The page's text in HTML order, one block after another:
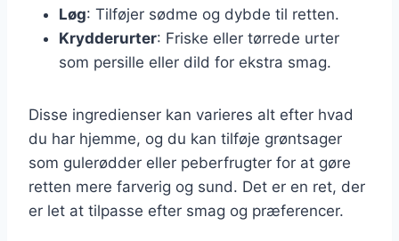
Løg: Tilføjer sødme og dybde til retten.
Krydderurter: Friske eller tørrede urter
som persille eller dild for ekstra smag.
Disse ingredienser kan varieres alt efter hvad
du har hjemme, og du kan tilføje grøntsager
som gulerødder eller peberfrugter for at gøre
retten mere farverig og sund. Det er en ret, der
er let at tilpasse efter smag og præferencer.